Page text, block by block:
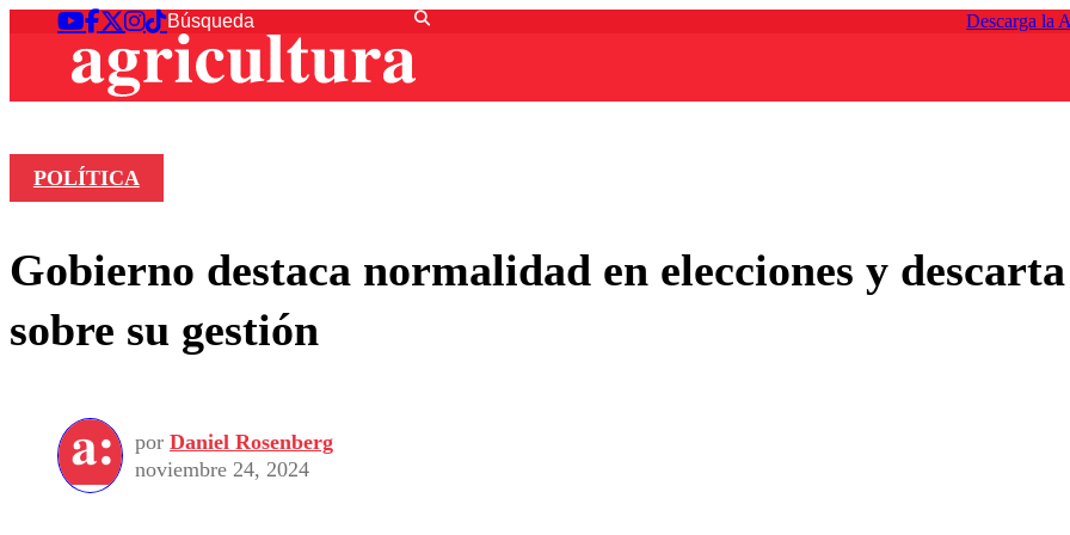
Descarga la
POLÍTICA
Gobierno destaca normalidad en elecciones y
sobre su gestión
por Daniel Rosenberg
noviembre 24, 2024